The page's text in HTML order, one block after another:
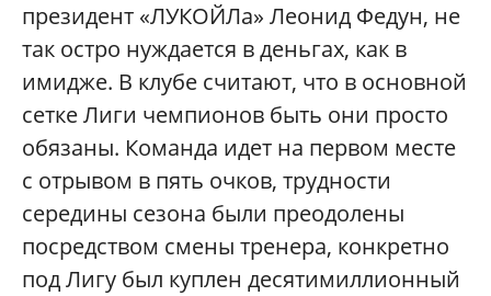
президент «ЛУКОЙЛа» Леонид Федун, не
так остро нуждается в деньгах, как в
имидже. В клубе считают, что в основной
сетке Лиги чемпионов быть они просто
обязаны. Команда идет на первом месте
с отрывом в пять очков, трудности
середины сезона были преодолены
посредством смены тренера, конкретно
под Лигу был куплен десятимиллионный